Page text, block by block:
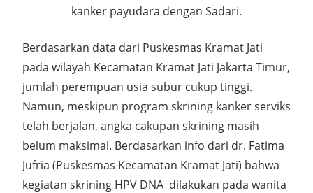
kanker payudara dengan Sadari.
Berdasarkan data dari Puskesmas Kramat Jati
pada wilayah Kecamatan Kramat Jati Jakarta Timur,
jumlah perempuan usia subur cukup tinggi.
Namun, meskipun program skrining kanker serviks
telah berjalan, angka cakupan skrining masih
belum maksimal. Berdasarkan info dari dr. Fatima
Jufria (Puskesmas Kecamatan Kramat Jati) bahwa
kegiatan skrining HPV DNA dilakukan pada wanita